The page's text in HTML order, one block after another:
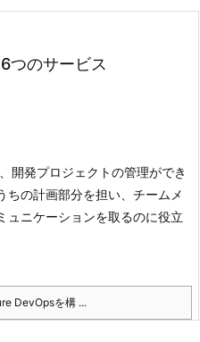
つのサービス
開発プロジェクトの管理ができ
ちの計画部分を担い、チームメ
ュニケーションを取るのに役立
DevOpsを構 ...